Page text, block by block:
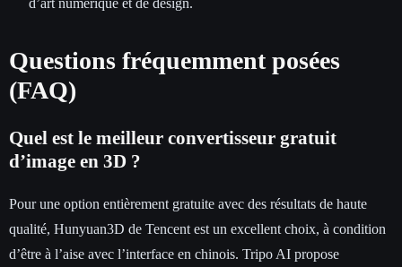
d’art numérique et de design.
Questions fréquemment posées
(FAQ)
Quel est le meilleur convertisseur gratuit
d’image en 3D ?
Pour une option entièrement gratuite avec des résultats de haute
qualité, Hunyuan3D de Tencent est un excellent choix, à condition
d’être à l’aise avec l’interface en chinois. Tripo AI propose